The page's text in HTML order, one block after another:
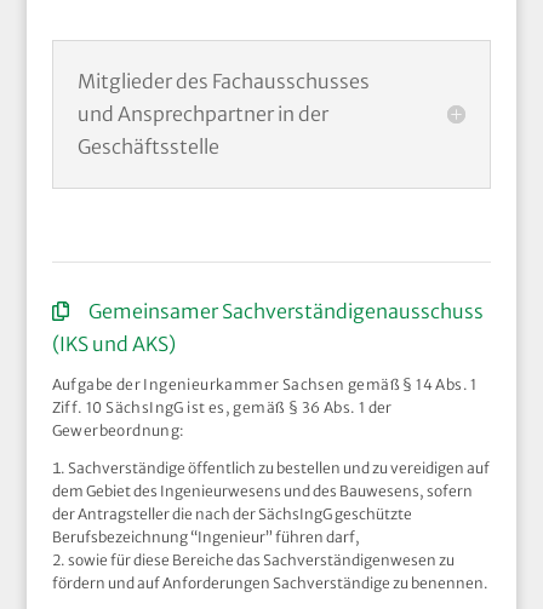
Mitglieder des Fachausschusses
und Ansprechpartner in der
Geschäftsstelle
Gemeinsamer Sachverständigenausschuss
(IKS und AKS)
Aufgabe der Ingenieurkammer Sachsen gemäß § 14 Abs. 1
Ziff. 10 SächsIngG ist es, gemäß § 36 Abs. 1 der
Gewerbeordnung:
Sachverständige öffentlich zu bestellen und zu vereidigen auf
dem Gebiet des Ingenieurwesens und des Bauwesens, sofern
der Antragsteller die nach der SächsIngG geschützte
Berufsbezeichnung “Ingenieur” führen darf,
sowie für diese Bereiche das Sachverständigenwesen zu
fördern und auf Anforderungen Sachverständige zu benennen.